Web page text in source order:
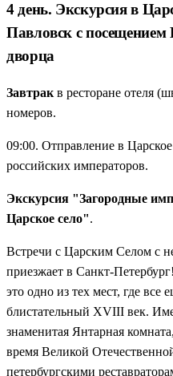
4 день. Экскурсия в
Павловск с
дворца
Завтрак в ресторане отеля
номеров.
09:00. Отправление в
российских императоров.
Экскурсия "Загородные
Царское село".
Встречи с Царским Селом с
приезжает в Санкт-
это одно из тех мест, где
блистательный XVIII век.
знаменитая Янтарная
время Великой
петербургскими